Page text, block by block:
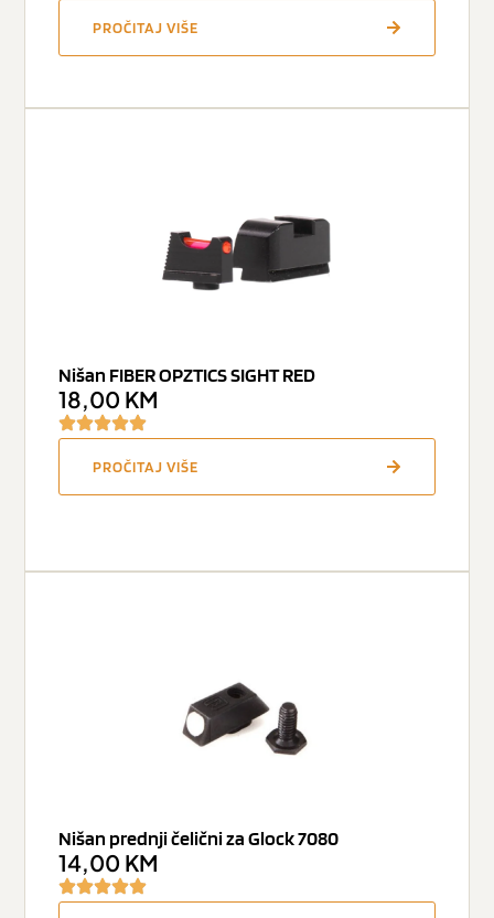
PROČITAJ VIŠE
Nišan FIBER OPZTICS SIGHT RED
18,00 KM
PROČITAJ VIŠE
Nišan prednji čelični za Glock 7080
14,00 KM